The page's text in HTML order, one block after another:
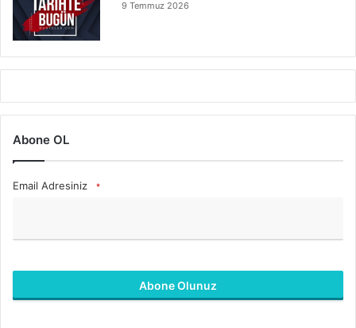
9 Temmuz 2026
Abone OL
Email Adresiniz *
Abone Olunuz